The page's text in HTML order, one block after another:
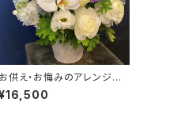
お供え・お悔みのアレンジメ
ト #7105